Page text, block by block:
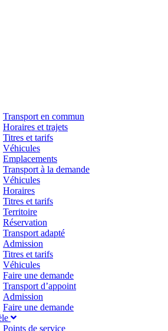
Transport en commun
Horaires et trajets
Titres et tarifs
Véhicules
Emplacements
Transport à la demande
Véhicules
Horaires
Titres et tarifs
Territoire
Réservation
Transport adapté
Admission
Titres et tarifs
Véhicules
Faire une demande
Transport d’appoint
Admission
Faire une demande
Points de service